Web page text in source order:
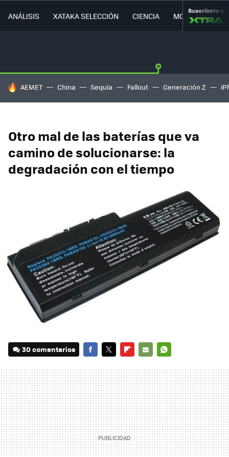
ANÁLISIS XATAKA SELECCIÓN CIENCIA MOVILIDAD
Suscríbete a
HOY SE HABLA DE
AEMET China Sequía Fallout Generación Z
Otro mal de las baterías que va
camino de solucionarse: la
degradación con el tiempo
30 comentarios
MAIL